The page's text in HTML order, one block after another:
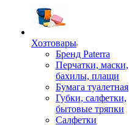
Хозтовары
Бренд Paterra
Перчатки, маски,
бахилы, плащи
Бумага туалетная
Губки, салфетки,
бытовые тряпки
Салфетки